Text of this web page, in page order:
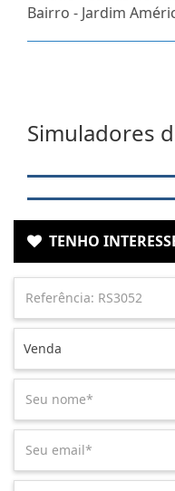
Bairro - Jardim
Simuladores
TENHO
Venda